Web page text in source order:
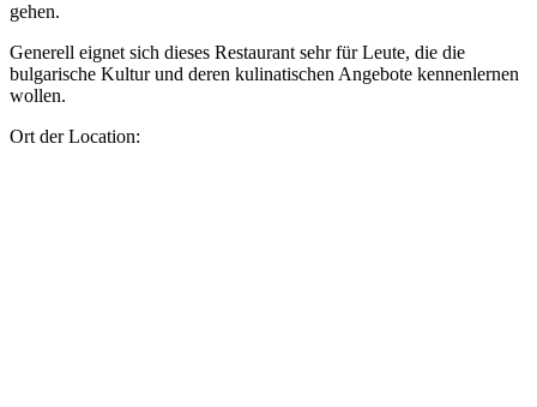
gehen.
Generell eignet sich dieses Restaurant sehr für Leute, die die
bulgarische Kultur und deren kulinatischen Angebote kennenlernen
wollen.
Ort der Location: